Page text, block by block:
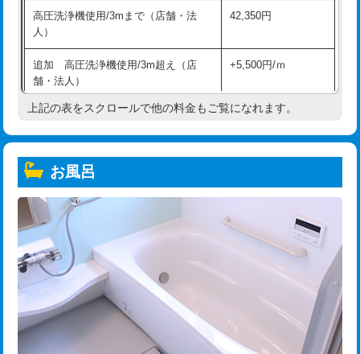
高圧洗浄機使用/3mまで（店舗・法
人）
42,350円
追加 高圧洗浄機使用/3m超え（店
舗・法人）
+5,500円/ｍ
高度高圧洗浄換 現地調査
トーラー機使用/3mまで
追加トーラー機使用/3m超え
カメラ調査 33,000円
桝清掃 8,800円
止水・漏水調査・防水処理・清掃・修
理・調整・分解・加工など（軽作業）
上記の表をスクロールで他の料金もご覧になれます。
お風呂